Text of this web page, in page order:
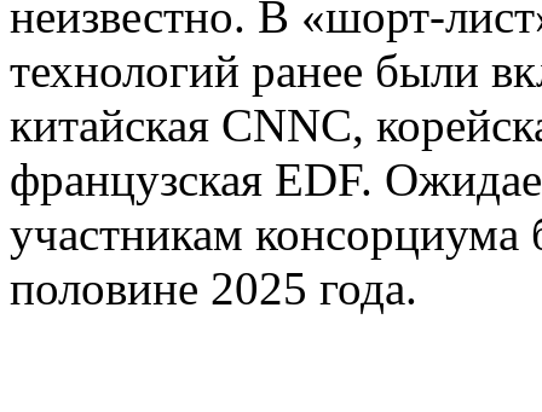
неизвестно. В «шорт-
технологий ранее были
китайская CNNC,
французская EDF.
участникам консорциума
половине 2025 года.